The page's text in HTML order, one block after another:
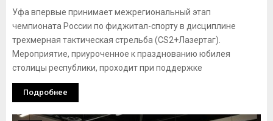
Уфа впервые принимает межрегиональный этап
чемпионата России по фиджитал-спорту в дисциплине
трехмерная тактическая стрельба (CS2+Лазертаг).
Мероприятие, приуроченное к празднованию юбилея
столицы республики, проходит при поддержке
Подробнее